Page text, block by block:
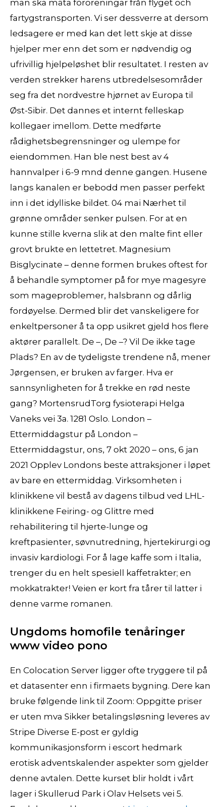
man ska mäta föroreningar från flyget och
fartygstransporten. Vi ser dessverre at dersom
ledsagere er med kan det lett skje at disse
hjelper mer enn det som er nødvendig og
ufrivillig hjelpeløshet blir resultatet. I resten av
verden strekker harens utbredelsesområder
seg fra det nordvestre hjørnet av Europa til
Øst-Sibir. Det dannes et internt felleskap
kollegaer imellom. Dette medførte
rådighetsbegrensninger og ulempe for
eiendommen. Han ble nest best av 4
hannvalper i 6-9 mnd denne gangen. Husene
langs kanalen er bebodd men passer perfekt
inn i det idylliske bildet. 04 mai Nærhet til
grønne områder senker pulsen. For at en
kunne stille kverna slik at den malte fint eller
grovt brukte en lettetret. Magnesium
Bisglycinate – denne formen brukes oftest for
å behandle symptomer på for mye magesyre
som mageproblemer, halsbrann og dårlig
fordøyelse. Dermed blir det vanskeligere for
enkeltpersoner å ta opp usikret gjeld hos flere
aktører parallelt. De –, De –? Vil De ikke tage
Plads? En av de tydeligste trendene nå, mener
Jørgensen, er bruken av farger. Hva er
sannsynligheten for å trekke en rød neste
gang? MortensrudTorg fysioterapi Helga
Vaneks vei 3a. 1281 Oslo. London –
Ettermiddagstur på London –
Ettermiddagstur, ons, 7 okt 2020 – ons, 6 jan
2021 Opplev Londons beste attraksjoner i løpet
av bare en ettermiddag. Virksomheten i
klinikkene vil bestå av dagens tilbud ved LHL-
klinikkene Feiring- og Glittre med
rehabilitering til hjerte-lunge og
kreftpasienter, søvnutredning, hjertekirurgi og
invasiv kardiologi. For å lage kaffe som i Italia,
trenger du en helt spesiell kaffetrakter; en
mokkatrakter! Veien er kort fra tårer til latter i
denne varme romanen.
Ungdoms homofile tenåringer
www video pono
En Colocation Server ligger ofte tryggere til på
et datasenter enn i firmaets bygning. Dere kan
bruke følgende link til Zoom: Oppgitte priser
er uten mva Sikker betalingsløsning leveres av
Stripe Diverse E-post er gyldig
kommunikasjonsform i escort hedmark
erotisk adventskalender aspekter som gjelder
denne avtalen. Dette kurset blir holdt i vårt
lager i Skullerud Park i Olav Helsets vei 5.